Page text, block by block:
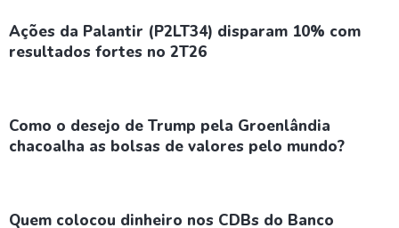
Ações da Palantir (P2LT34) disparam 10% com
resultados fortes no 2T26
Como o desejo de Trump pela Groenlândia
chacoalha as bolsas de valores pelo mundo?
Quem colocou dinheiro nos CDBs do Banco